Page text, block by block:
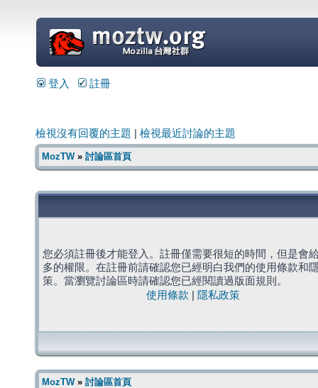
=
登入 註冊
檢視沒有回覆的主題 檢視最近討論的主題
MozTW» 討論區首頁
您必須註冊後才能登入。註冊僅需要很短的時間，但是會
多的權限。在註冊前請確認您已經明白我們的使用條款和
策。當瀏覽討論區時請確認您已經閱讀過版面規則。
使用條款
隱私政策
MozTW» 討論區首頁